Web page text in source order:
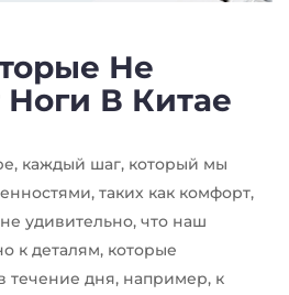
Не
В Китае
каждый шаг, который мы
таких как комфорт,
удивительно, что наш
к деталям, которые
течение дня, например, к